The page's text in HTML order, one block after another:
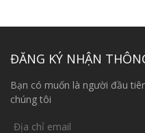
ĐĂNG KÝ NHẬN
Bạn có muốn là người đầu
chúng tôi